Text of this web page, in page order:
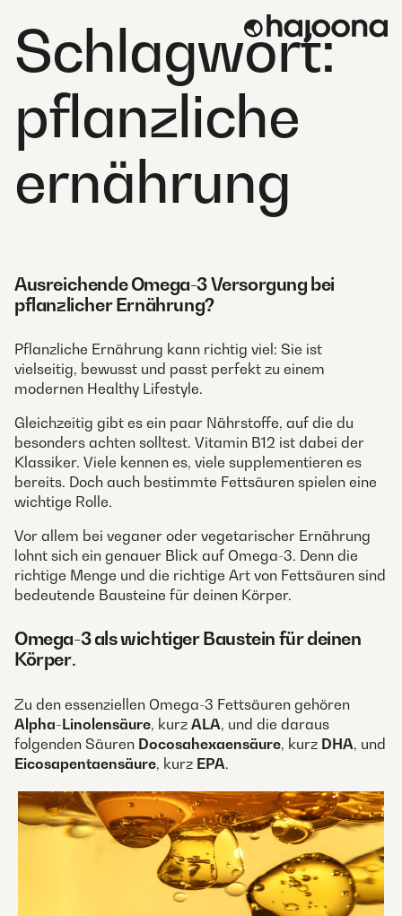
content
Schlagwort:
pflanzliche
ernährung
Ausreichende Omega-3 Versorgung bei
pflanzlicher Ernährung?
Pflanzliche Ernährung kann richtig viel: Sie ist
vielseitig, bewusst und passt perfekt zu einem
modernen Healthy Lifestyle.
Gleichzeitig gibt es ein paar Nährstoffe, auf die du
besonders achten solltest. Vitamin B12 ist dabei der
Klassiker. Viele kennen es, viele supplementieren es
bereits. Doch auch bestimmte Fettsäuren spielen eine
wichtige Rolle.
Vor allem bei veganer oder vegetarischer Ernährung
lohnt sich ein genauer Blick auf Omega-3. Denn die
richtige Menge und die richtige Art von Fettsäuren sind
bedeutende Bausteine für deinen Körper.
Omega-3 als wichtiger Baustein für deinen
Körper.
Zu den essenziellen Omega-3 Fettsäuren gehören
Alpha-Linolensäure, kurz ALA, und die daraus
folgenden Säuren Docosahexaensäure, kurz DHA, und
Eicosapentaensäure, kurz EPA.